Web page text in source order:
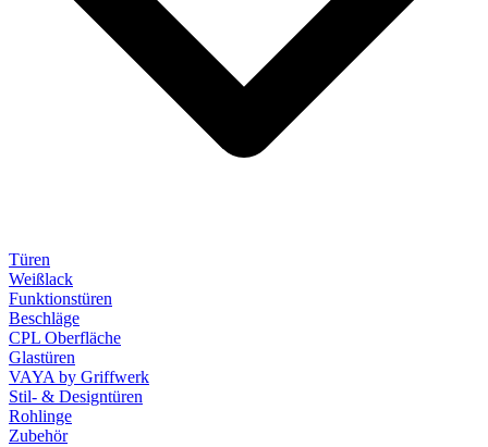
Türen
Weißlack
Funktionstüren
Beschläge
CPL Oberfläche
Glastüren
VAYA by Griffwerk
Stil- & Designtüren
Rohlinge
Zubehör